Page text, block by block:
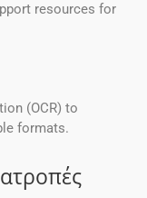
resources for
(OCR) to
formats.